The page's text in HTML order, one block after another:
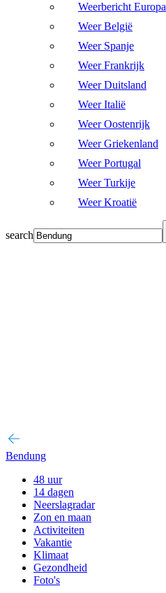
Weerbericht Europa
Weer België
Weer Spanje
Weer Frankrijk
Weer Duitsland
Weer Italië
Weer Oostenrijk
Weer Griekenland
Weer Portugal
Weer Turkije
Weer Kroatië
search
Bendung
48 uur
14 dagen
Neerslagradar
Zon en maan
Activiteiten
Vakantie
Klimaat
Gezondheid
Foto's